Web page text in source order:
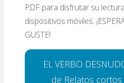
PDF para disfrutar su
dispositivos móviles.
GUSTE!
EL VERBO
de Relatos cortos